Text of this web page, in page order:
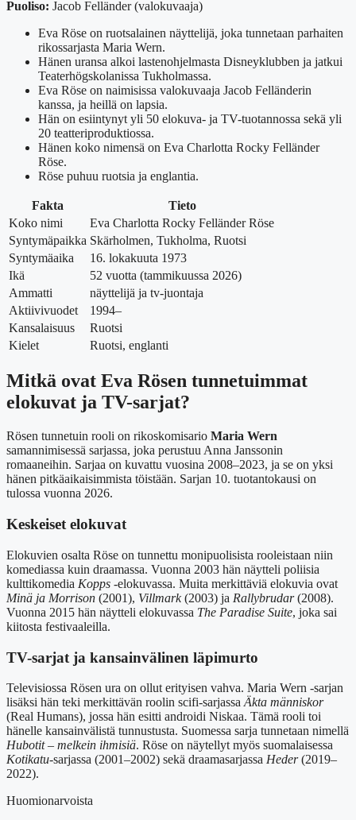
Puoliso: Jacob Felländer (valokuvaaja)
Eva Röse on ruotsalainen näyttelijä, joka tunnetaan parhaiten
rikossarjasta Maria Wern.
Hänen uransa alkoi lastenohjelmasta Disneyklubben ja jatkui
Teaterhögskolanissa Tukholmassa.
Eva Röse on naimisissa valokuvaaja Jacob Felländerin
kanssa, ja heillä on lapsia.
Hän on esiintynyt yli 50 elokuva- ja TV-tuotannossa sekä yli
20 teatteriproduktiossa.
Hänen koko nimensä on Eva Charlotta Rocky Felländer
Röse.
Röse puhuu ruotsia ja englantia.
Fakta
Tieto
Koko nimi
Eva Charlotta Rocky Felländer Röse
Syntymäpaikka Skärholmen, Tukholma, Ruotsi
Syntymäaika
16. lokakuuta 1973
Ikä
52 vuotta (tammikuussa 2026)
Ammatti
näyttelijä ja tv-juontaja
Aktiivivuodet
1994–
Kansalaisuus
Ruotsi
Kielet
Ruotsi, englanti
Mitkä ovat Eva Rösen tunnetuimmat
elokuvat ja TV-sarjat?
Rösen tunnetuin rooli on rikoskomisario Maria Wern
samannimisessä sarjassa, joka perustuu Anna Janssonin
romaaneihin. Sarjaa on kuvattu vuosina 2008–2023, ja se on yksi
hänen pitkäaikaisimmista töistään. Sarjan 10. tuotantokausi on
tulossa vuonna 2026.
Keskeiset elokuvat
Elokuvien osalta Röse on tunnettu monipuolisista rooleistaan niin
komediassa kuin draamassa. Vuonna 2003 hän näytteli poliisia
kulttikomedia Kopps -elokuvassa. Muita merkittäviä elokuvia ovat
Minä ja Morrison (2001), Villmark(2003) ja Rallybrudar(2008).
Vuonna 2015 hän näytteli elokuvassa The Paradise Suite, joka sai
kiitosta festivaaleilla.
TV-sarjat ja kansainvälinen läpimurto
Televisiossa Rösen ura on ollut erityisen vahva. Maria Wern -sarjan
lisäksi hän teki merkittävän roolin scifi-sarjassa Äkta människor
(Real Humans), jossa hän esitti androidi Niskaa. Tämä rooli toi
hänelle kansainvälistä tunnustusta. Suomessa sarja tunnetaan nimellä
Hubotit – melkein ihmisiä. Röse on näytellyt myös suomalaisessa
Kotikatu-sarjassa (2001–2002) sekä draamasarjassa Heder(2019–
2022).
Huomionarvoista